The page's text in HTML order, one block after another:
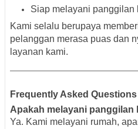
Siap melayani panggilan
Kami selalu berupaya
pelanggan merasa puas dan
layanan kami.
Frequently Asked Questions
Apakah melayani panggilan
Ya. Kami melayani rumah,